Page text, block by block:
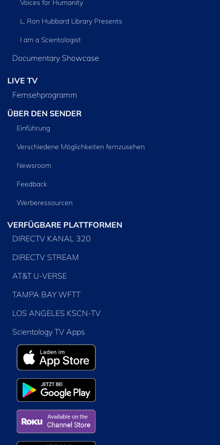
Voices for Humanity
L. Ron Hubbard Library Presents
I am a Scientologist
Documentary Showcase
LIVE TV
Fernsehprogramm
ÜBER DEN SENDER
Einführung
Verschiedene Möglichkeiten fernzusehen
Newsroom
Feedback
Werberessourcen
VERFÜGBARE PLATTFORMEN
DIRECTV KANAL 320
DIRECTV STREAM
AT&T U-VERSE
TAMPA BAY WFTT
LOS ANGELES KSCN-TV
Scientology TV Apps